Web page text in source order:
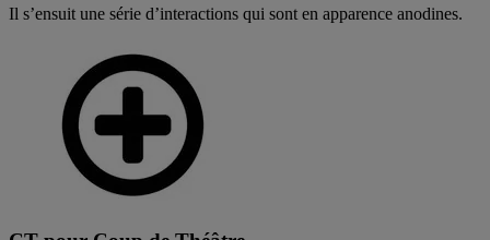
Il s’ensuit une série d’interactions qui sont en apparence anodines.